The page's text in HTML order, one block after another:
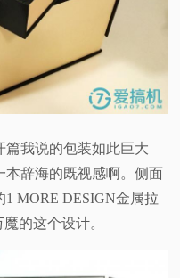
篇我说的包装如此巨大
本辞海的既视感啊。侧面
MORE DESIGN金属拉
的这个设计。